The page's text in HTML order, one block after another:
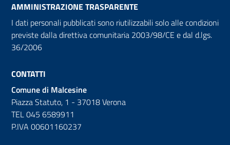
AMMINISTRAZIONE TRASPARENTE
I dati personali pubblicati sono riutilizzabili solo alle condizioni
previste dalla direttiva comunitaria 2003/98/CE e dal d.lgs.
36/2006
CONTATTI
Comune di Malcesine
Piazza Statuto, 1 - 37018 Verona
TEL 045 6589911
P.IVA 00601160237